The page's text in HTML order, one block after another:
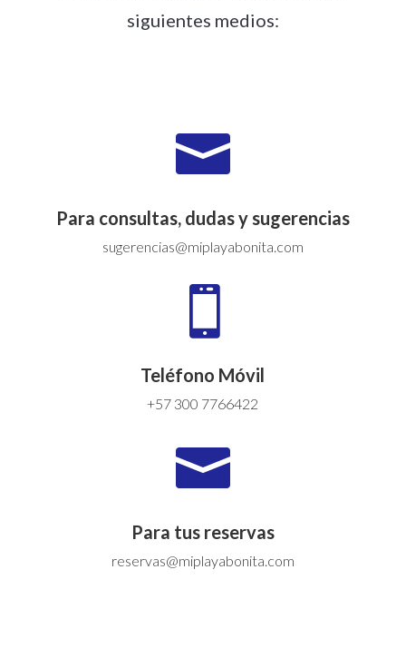
siguientes medios:

Para consultas, dudas y sugerencias
sugerencias@miplayabonita.com

Teléfono Móvil
+57 300 7766422

Para tus reservas
reservas@miplayabonita.com